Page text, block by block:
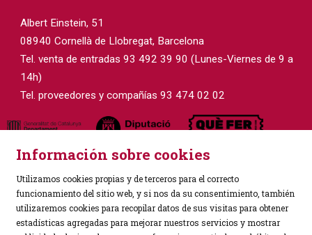
Albert Einstein, 51
08940 Cornellà de Llobregat, Barcelona
Tel. venta de entradas 93 492 39 90 (Lunes-Viernes de 9 a
14h)
Tel. proveedores y compañías 93 474 02 02
Sitemap | Aviso Legal | Política de Privacidad |
Información sobre cookies
Utilizamos cookies propias y de terceros para el correcto
funcionamiento del sitio web, y si nos da su consentimiento, también
utilizaremos cookies para recopilar datos de sus visitas para obtener
estadísticas agregadas para mejorar nuestros servicios y mostrar